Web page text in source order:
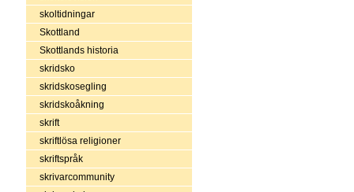
skoltidningar
Skottland
Skottlands historia
skridsko
skridskosegling
skridskoåkning
skrift
skriftlösa religioner
skriftspråk
skrivarcommunity